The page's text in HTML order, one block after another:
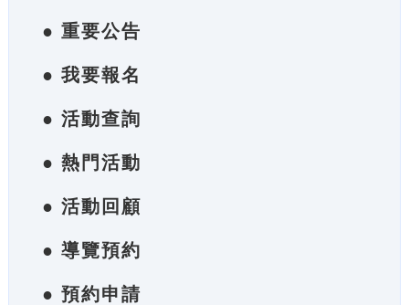
● 重要公告
● 我要報名
● 活動查詢
● 熱門活動
● 活動回顧
● 導覽預約
● 預約申請